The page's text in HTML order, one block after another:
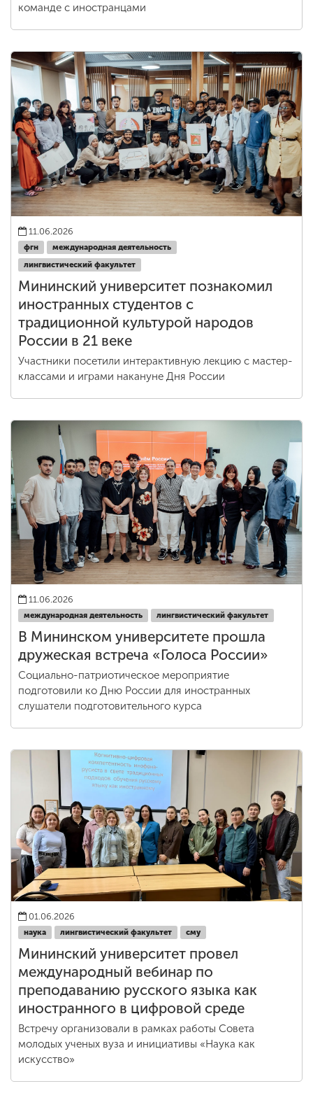
команде с иностранцами
11.06.2026
фгн
международная деятельность
лингвистический факультет
Мининский университет познакомил
иностранных студентов с
традиционной культурой народов
России в 21 веке
Участники посетили интерактивную лекцию с мастер-
классами и играми накануне Дня России
11.06.2026
международная деятельность лингвистический факультет
В Мининском университете прошла
дружеская встреча «Голоса России»
Социально-патриотическое мероприятие
подготовили ко Дню России для иностранных
слушатели подготовительного курса
01.06.2026
наука лингвистический факультет сму
Мининский университет провел
международный вебинар по
преподаванию русского языка как
иностранного в цифровой среде
Встречу организовали в рамках работы Совета
молодых ученых вуза и инициативы «Наука как
искусство»